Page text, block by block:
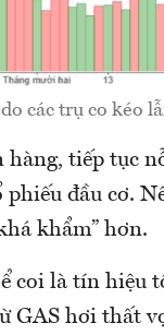
các trụ co kéo
hàng, tiếp tục
đầu cơ.
khẩm” hơn.
coi là tín hiệu
GAS hơi thất